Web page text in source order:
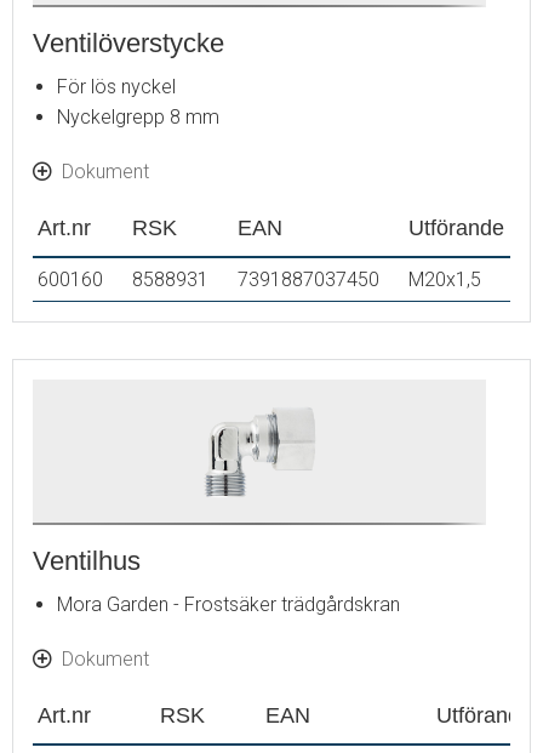
Ventilöverstycke
För lös nyckel
Nyckelgrepp 8 mm
Dokument
Art.nr RSK EAN Utförande
600160 8588931 7391887037450 M20x1,5
Ventilhus
Mora Garden - Frostsäker trädgårdskran
Dokument
Art.nr RSK EAN Utförande